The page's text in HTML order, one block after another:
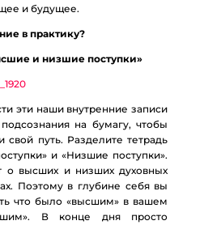
и будущее.
в практику?
и низшие поступки»
эти наши внутренние записи
на бумагу, чтобы
путь. Разделите тетрадь
и «Низшие поступки».
о высших и низших духовных
Поэтому в глубине себя вы
что было «высшим» в вашем
В конце дня просто